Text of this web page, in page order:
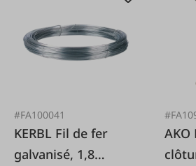
#FA100041
KERBL Fil de fer
galvanisé, 1,8
AKO Ruban de